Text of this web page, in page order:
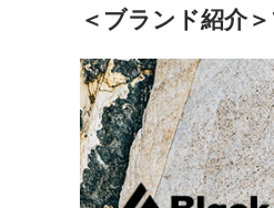
＜ブランド紹介